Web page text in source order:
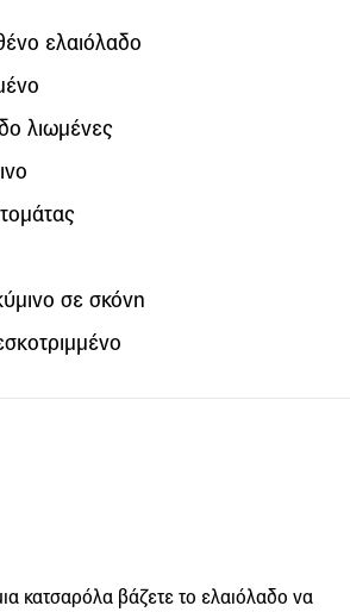
ελαιόλαδο
λιωμένες
σε σκόνη
κατσαρόλα βάζετε το ελαιόλαδο να